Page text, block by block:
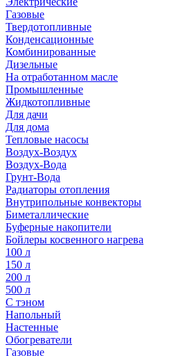
Газовые
Твердотопливные
Конденсационные
Комбинированные
Дизельные
На отработанном масле
Промышленные
Жидкотопливные
Для дачи
Для дома
Тепловые насосы
Воздух-Воздух
Воздух-Вода
Грунт-Вода
Радиаторы отопления
Внутрипольные конвекторы
Биметаллические
Буферные накопители
Бойлеры косвенного нагрева
100 л
150 л
200 л
500 л
С тэном
Напольный
Настенные
Обогреватели
Газовые